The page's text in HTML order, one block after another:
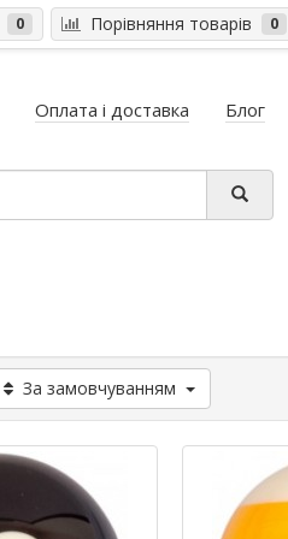
0 Порівняння товарів 0
Оплата і доставка Блог
За замовчуванням